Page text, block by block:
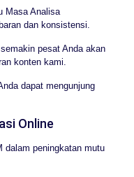
Masa Analisa
dan konsistensi.
pesat Anda akan
konten kami.
dapat mengunjung
Online
dalam peningkatan mutu